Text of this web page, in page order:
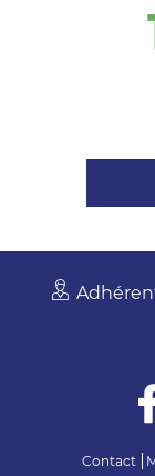
Contact